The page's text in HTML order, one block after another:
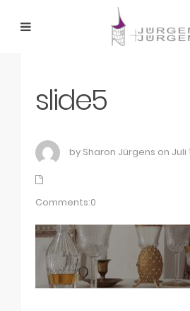
slide5
by Sharon Jürgens on Juli
Comments:0